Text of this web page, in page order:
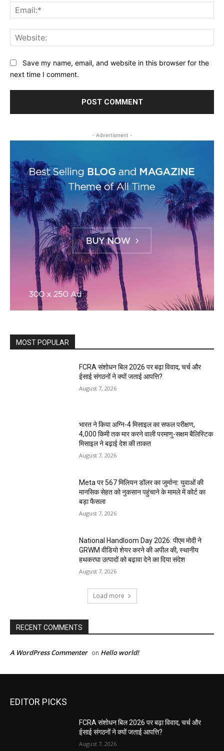
Save my name, email, and website in this browser for the
next time I comment.
- Advertisment -
MOST POPULAR
FCRA संशोधन बिल 2026 पर बढ़ा विवाद, चर्च और
ईसाई संगठनों ने क्यों जताई आपत्ति?
August 7, 2026
भारत ने किया अग्नि-4 मिसाइल का सफल परीक्षण,
4,000 किमी तक मार करने वाली परमाणु-सक्षम बैलिस्टिक
मिसाइल ने बढ़ाई देश की ताकत
August 7, 2026
Meta पर 567 मिलियन डॉलर का जुर्माना: युवाओं की
मानसिक सेहत को नुकसान पहुंचाने के मामले में कोर्ट का
बड़ा फैसला
August 7, 2026
National Handloom Day 2026: पीएम मोदी ने
GRWM वीडियो शेयर करने की अपील की, स्थानीय
हथकरघा उत्पादों को बढ़ावा देने का दिया संदेश
August 7, 2026
Load more
RECENT COMMENTS
A WordPress Commenter on Hello world!
EDITOR PICKS
FCRA संशोधन बिल 2026 पर बढ़ा विवाद, चर्च और
ईसाई संगठनों ने क्यों जताई आपत्ति?
August 7, 2026